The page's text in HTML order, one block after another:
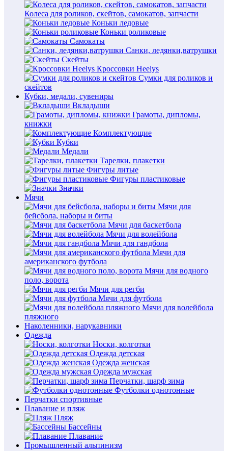
Колеса для роликов, скейтов, самокатов, запчасти
Коньки ледовые
Коньки роликовые
Самокаты
Санки, ледянки,ватрушки
Скейты
Кроссовки Heelys
Сумки для роликов и
скейтов
Кубки, медали, сувениры
Вкладыши
Грамоты, дипломы,
книжки
Комплектующие
Кубки
Медали
Тарелки, плакетки
Фигуры литые
Фигуры пластиковые
Значки
Мячи
Мячи для
бейсбола, наборы и биты
Мячи для баскетбола
Мячи для волейбола
Мячи для гандбола
Мячи для
американского футбола
Мячи для водного
поло, ворота
Мячи для регби
Мячи для футбола
Мячи для волейбола
пляжного
Наколенники, нарукавники
Одежда
Носки, колготки
Одежда детская
Одежда женская
Одежда мужская
Перчатки, шарф зима
Футболки однотонные
Перчатки спортивные
Плавание и пляж
Пляж
Бассейны
Плавание
Промышленный альпинизм